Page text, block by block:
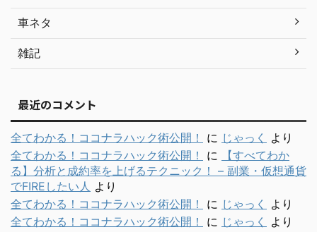
車ネタ
雑記
最近のコメント
全てわかる！ココナラハック術公開！ に じゃっく
より
全てわかる！ココナラハック術公開！
に
【すべてわか
る】分析と成約率を上げるテクニック！ – 副業・仮想通貨
でFIREしたい人 より
全てわかる！ココナラハック術公開！
に じゃっく
より
全てわかる！ココナラハック術公開！
に じゃっく
より